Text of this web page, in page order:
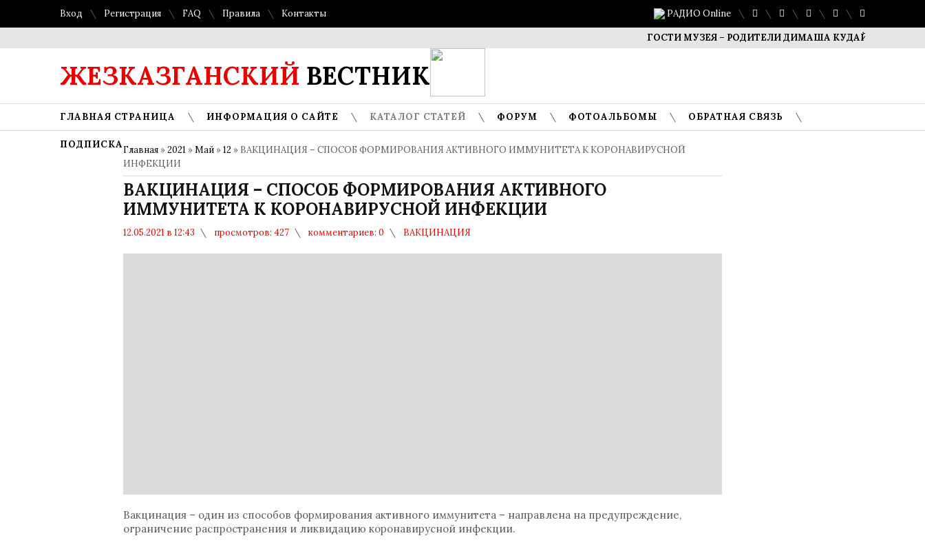
Вход Регистрация FAQ Правила Контакты РАДИО Online
ГОСТИ МУЗЕЯ – РОДИТЕЛИ ДИМАША КУДАЙБЕРГЕНА
ЖЕЗКАЗГАНСКИЙ ВЕСТНИК
ГЛАВНАЯ СТРАНИЦА ИНФОРМАЦИЯ О САЙТЕ КАТАЛОГ СТАТЕЙ ФОРУМ ФОТОАЛЬБОМЫ ОБРАТНАЯ СВЯЗЬ
ПОДПИСКАГлавная »2021 »Май »12 » ВАКЦИНАЦИЯ – СПОСОБ ФОРМИРОВАНИЯ АКТИВНОГО ИММУНИТЕТА К КОРОНАВИРУСНОЙ
ИНФЕКЦИИ
ВАКЦИНАЦИЯ – СПОСОБ ФОРМИРОВАНИЯ АКТИВНОГО
ИММУНИТЕТА К КОРОНАВИРУСНОЙ ИНФЕКЦИИ
12.05.2021 в 12:43 просмотров: 427 комментариев: 0 ВАКЦИНАЦИЯ
Вакцинация – один из способов формирования активного иммунитета – направлена на предупреждение,
ограничение распространения и ликвидацию коронавирусной инфекции.